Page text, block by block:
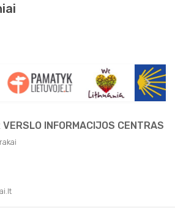
INFORMACIJOS CENTRAS